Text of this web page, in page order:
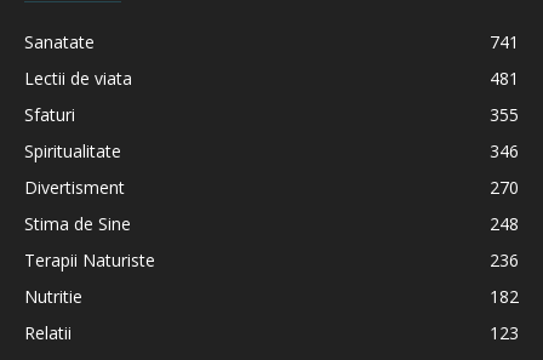
Sanatate
741
Lectii de viata
481
Sfaturi
355
Spiritualitate
346
Divertisment
270
Stima de Sine
248
Terapii Naturiste
236
Nutritie
182
Relatii
123